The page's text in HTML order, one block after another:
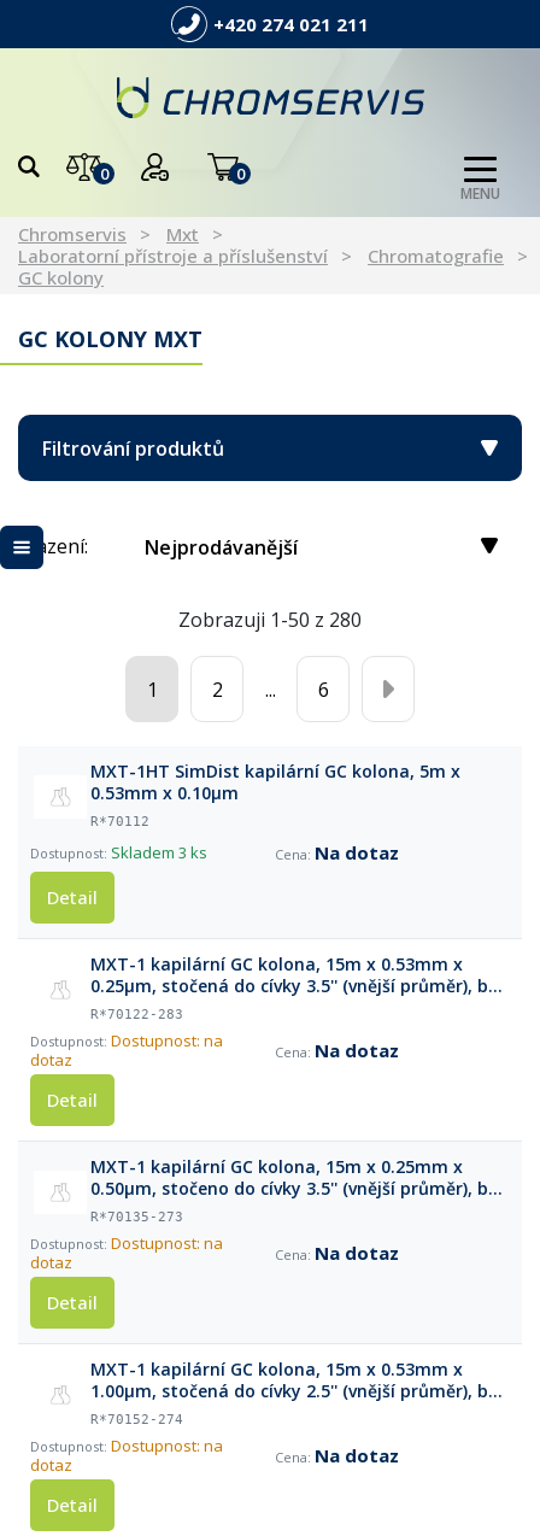
+420 274 021 211
0 0
MENU
Chromservis
Mxt
Laboratorní přístroje a příslušenství
Chromatografie
GC kolony
GC KOLONY MXT
Filtrování produktů
Řazení: Nejprodávanější
Zobrazuji 1-50 z 280
1 2 ... 6
MXT-1HT SimDist kapilární GC kolona, 5m x
0.53mm x 0.10μm
R*70112
Skladem 3 ks
Na dotaz
Detail
MXT-1 kapilární GC kolona, 15m x 0.53mm x
0.25μm, stočená do cívky 3.5'' (vnější průměr), bez
klece
R*70122-283
Dostupnost: na
dotaz
Na dotaz
Detail
MXT-1 kapilární GC kolona, 15m x 0.25mm x
0.50μm, stočeno do cívky 3.5'' (vnější průměr), bez
klece
R*70135-273
Dostupnost: na
dotaz
Na dotaz
Detail
MXT-1 kapilární GC kolona, 15m x 0.53mm x
1.00μm, stočená do cívky 2.5'' (vnější průměr), bez
klece
R*70152-274
Dostupnost: na
dotaz
Na dotaz
Detail